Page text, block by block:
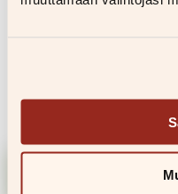
Elias Våhlund,